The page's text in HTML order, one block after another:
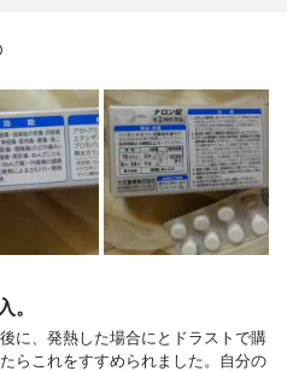
。
に、発熱した場合にとドラストで購
らこれをすすめられました。自分の